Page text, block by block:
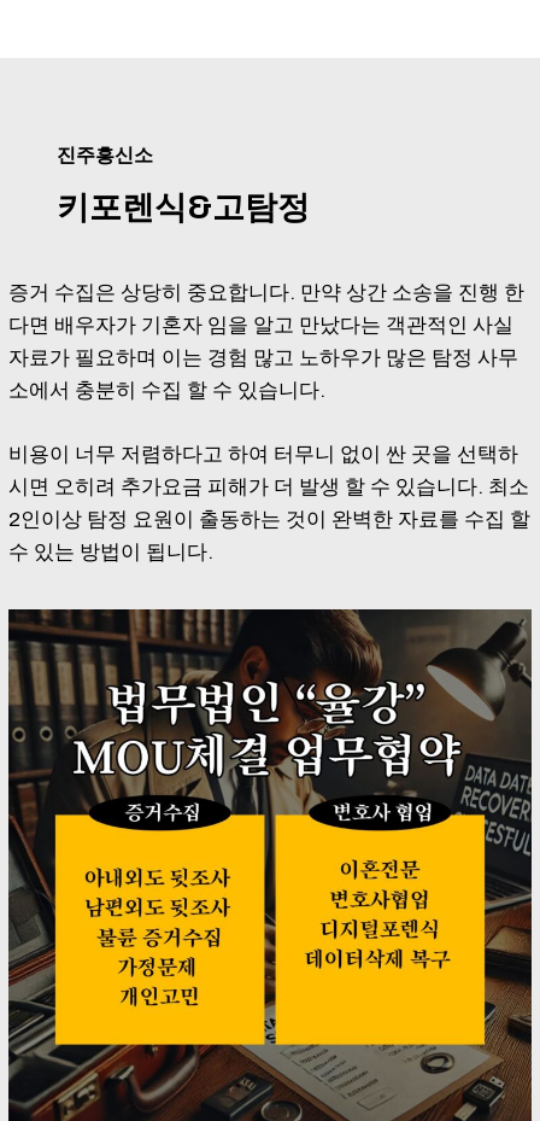
진주흥신소
키포렌식&고탐정
증거 수집은 상당히 중요합니다. 만약 상간 소송을 진행 한
다면 배우자가 기혼자 임을 알고 만났다는 객관적인 사실
자료가 필요하며 이는 경험 많고 노하우가 많은 탐정 사무
소에서 충분히 수집 할 수 있습니다.
비용이 너무 저렴하다고 하여 터무니 없이 싼 곳을 선택하
시면 오히려 추가요금 피해가 더 발생 할 수 있습니다. 최소
2인이상 탐정 요원이 출동하는 것이 완벽한 자료를 수집 할
수 있는 방법이 됩니다.